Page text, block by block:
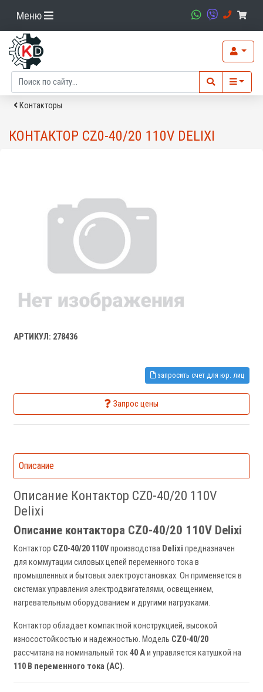
Меню
Контакторы
КОНТАКТОР CZ0-40/20 110V DELIXI
АРТИКУЛ: 278436
запросить счет для юр. лиц
Запрос цены
Описание
Описание Контактор CZ0-40/20 110V
Delixi
Описание контактора CZ0-40/20 110V Delixi
Контактор CZ0-40/20 110Vпроизводства Delixi предназначен
для коммутации силовых цепей переменного тока в
промышленных и бытовых электроустановках. Он применяется в
системах управления электродвигателями, освещением,
нагревательным оборудованием и другими нагрузками.
Контактор обладает компактной конструкцией, высокой
износостойкостью и надежностью. Модель CZ0-40/20
рассчитана на номинальный ток 40 Аи управляется катушкой на
110 В переменного тока (AC).